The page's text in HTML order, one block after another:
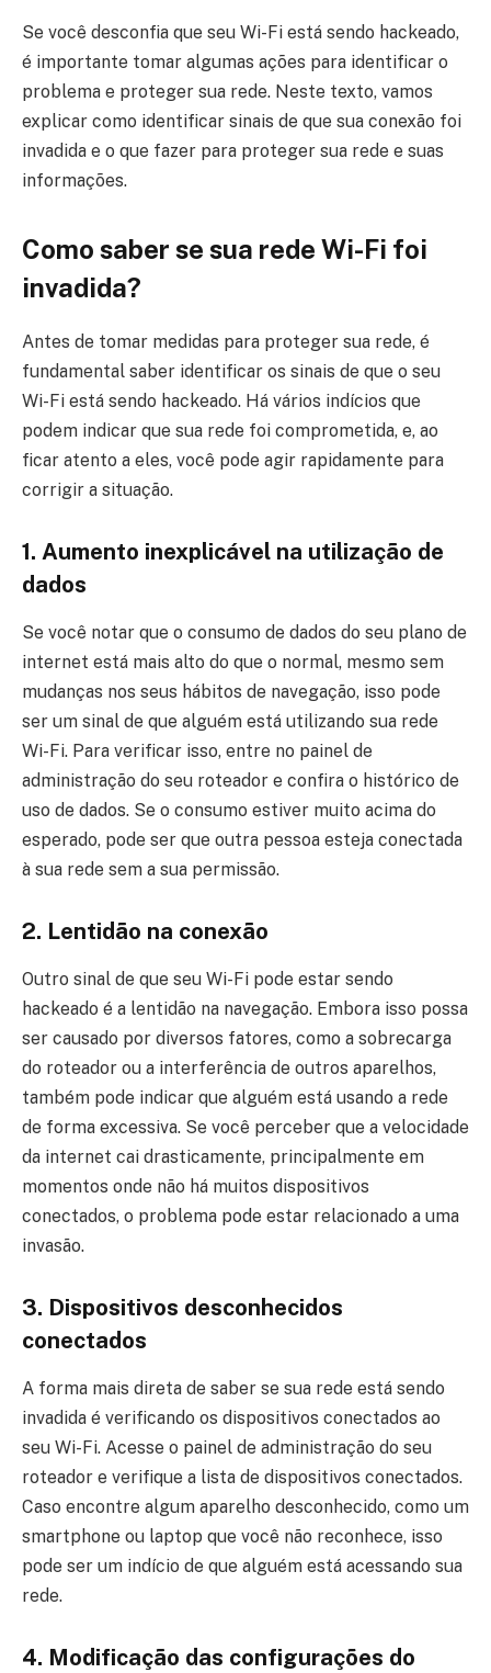
Se você desconfia que seu Wi-Fi está sendo hackeado,
é importante tomar algumas ações para identificar o
problema e proteger sua rede. Neste texto, vamos
explicar como identificar sinais de que sua conexão foi
invadida e o que fazer para proteger sua rede e suas
informações.
Como saber se sua rede Wi-Fi foi
invadida?
Antes de tomar medidas para proteger sua rede, é
fundamental saber identificar os sinais de que o seu
Wi-Fi está sendo hackeado. Há vários indícios que
podem indicar que sua rede foi comprometida, e, ao
ficar atento a eles, você pode agir rapidamente para
corrigir a situação.
1. Aumento inexplicável na utilização de
dados
Se você notar que o consumo de dados do seu plano de
internet está mais alto do que o normal, mesmo sem
mudanças nos seus hábitos de navegação, isso pode
ser um sinal de que alguém está utilizando sua rede
Wi-Fi. Para verificar isso, entre no painel de
administração do seu roteador e confira o histórico de
uso de dados. Se o consumo estiver muito acima do
esperado, pode ser que outra pessoa esteja conectada
à sua rede sem a sua permissão.
2. Lentidão na conexão
Outro sinal de que seu Wi-Fi pode estar sendo
hackeado é a lentidão na navegação. Embora isso possa
ser causado por diversos fatores, como a sobrecarga
do roteador ou a interferência de outros aparelhos,
também pode indicar que alguém está usando a rede
de forma excessiva. Se você perceber que a velocidade
da internet cai drasticamente, principalmente em
momentos onde não há muitos dispositivos
conectados, o problema pode estar relacionado a uma
invasão.
3. Dispositivos desconhecidos
conectados
A forma mais direta de saber se sua rede está sendo
invadida é verificando os dispositivos conectados ao
seu Wi-Fi. Acesse o painel de administração do seu
roteador e verifique a lista de dispositivos conectados.
Caso encontre algum aparelho desconhecido, como um
smartphone ou laptop que você não reconhece, isso
pode ser um indício de que alguém está acessando sua
rede.
4. Modificação das configurações do